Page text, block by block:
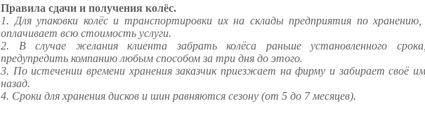
Правила сдачи и получения колёс.
1. Для упаковки колёс и транспортировки их на склады предприятия по хранению,
оплачивает всю стоимость услуги.
2. В случае желания клиента забрать колёса раньше установленного
предупредить компанию любым способом за три дня до этого.
3. По истечении времени хранения заказчик приезжает на фирму и забирает своё
назад.
4. Сроки для хранения дисков и шин равняются сезону (от 5 до 7 месяцев).